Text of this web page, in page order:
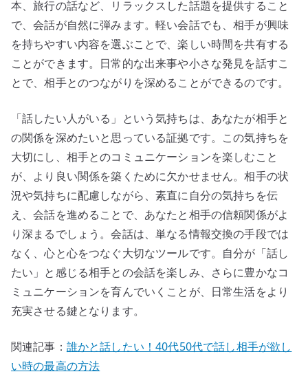
本、旅行の話など、リラックスした話題を提供すること
で、会話が自然に弾みます。軽い会話でも、相手が興味
を持ちやすい内容を選ぶことで、楽しい時間を共有する
ことができます。日常的な出来事や小さな発見を話すこ
とで、相手とのつながりを深めることができるのです。
「話したい人がいる」という気持ちは、あなたが相手と
の関係を深めたいと思っている証拠です。この気持ちを
大切にし、相手とのコミュニケーションを楽しむこと
が、より良い関係を築くために欠かせません。相手の状
況や気持ちに配慮しながら、素直に自分の気持ちを伝
え、会話を進めることで、あなたと相手の信頼関係がよ
り深まるでしょう。会話は、単なる情報交換の手段では
なく、心と心をつなぐ大切なツールです。自分が「話し
たい」と感じる相手との会話を楽しみ、さらに豊かなコ
ミュニケーションを育んでいくことが、日常生活をより
充実させる鍵となります。
関連記事： 誰かと話したい！40代50代で話し相手が欲し
い時の最高の方法